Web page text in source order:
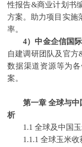
性报告&商业计划书
方案。助力项目实施
率。
4）中金企信国
自建调研团队及官
数据渠道资源等为
案。
第一章 全球与中
析
1.1 全球及中国
1.1.1 全球玉米